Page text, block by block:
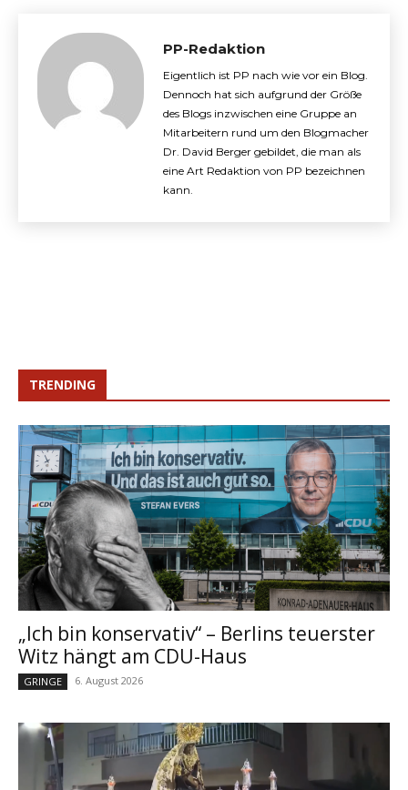
PP-Redaktion
Eigentlich ist PP nach wie vor ein Blog.
Dennoch hat sich aufgrund der Größe
des Blogs inzwischen eine Gruppe an
Mitarbeitern rund um den Blogmacher
Dr. David Berger gebildet, die man als
eine Art Redaktion von PP bezeichnen
kann.
TRENDING
„Ich bin konservativ“ – Berlins teuerster
Witz hängt am CDU-Haus
GRINGE 6. August 2026